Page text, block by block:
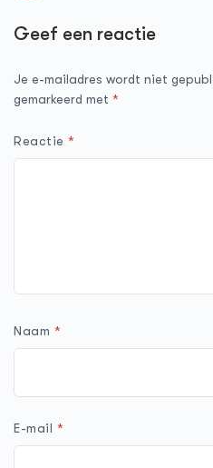
Geef een reactie
Je e-mailadres wordt niet
gemarkeerd met *
Reactie*
Naam *
E-mail *